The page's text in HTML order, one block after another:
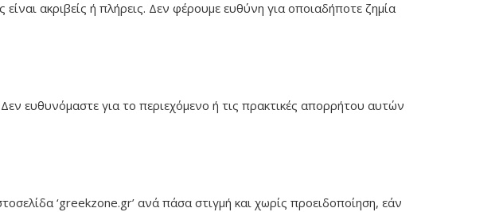
ακριβείς ή πλήρεις. Δεν φέρουμε ευθύνη για οποιαδήποτε ζημία
ευθυνόμαστε για το περιεχόμενο ή τις πρακτικές απορρήτου αυτών
‘greekzone.gr’ ανά πάσα στιγμή και χωρίς προειδοποίηση, εάν